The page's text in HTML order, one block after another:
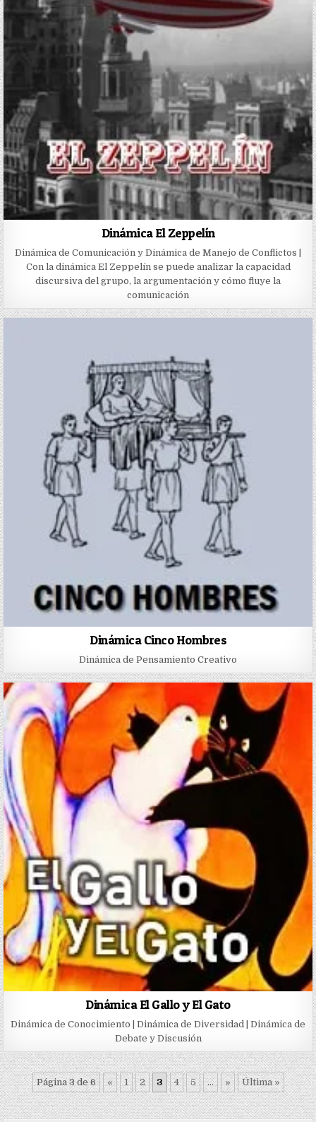
Dinámica El Zeppelín
Dinámica de Comunicación y Dinámica de Manejo de Conflictos |
Con la dinámica El Zeppelín se puede analizar la capacidad
discursiva del grupo, la argumentación y cómo fluye la
comunicación
Dinámica Cinco Hombres
Dinámica de Pensamiento Creativo
Dinámica El Gallo y El Gato
Dinámica de Conocimiento | Dinámica de Diversidad | Dinámica de
Debate y Discusión
Página 3 de 6 « 1 2 3 4 5 ... » Última »